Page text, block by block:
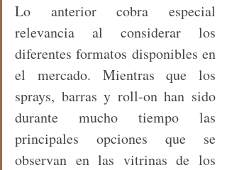
Lo anterior cobra especial
relevancia al considerar los
diferentes formatos disponibles en
el mercado. Mientras que los
sprays, barras y roll-on han sido
durante mucho tiempo las
principales opciones que se
observan en las vitrinas de los